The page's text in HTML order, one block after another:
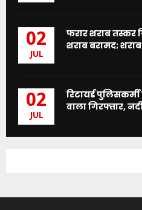
02
JUL
फरार शराब तस्कर
शराब बरामद;
02
JUL
रिटायर्ड
वाला गिरफ्तार,